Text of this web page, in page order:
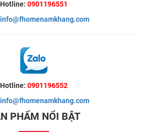
Hotline: 0901196551
info@fhomenamkhang.com
Hotline: 0901196552
info@fhomenamkhang.com
PHẨM NỔI BẬT